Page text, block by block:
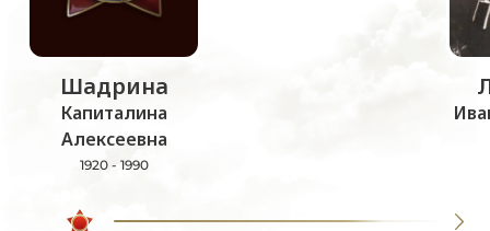
Шадрина
Капиталина
Алексеевна
1920 - 1990